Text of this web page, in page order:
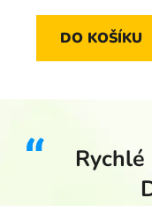
DO KOŠÍKU